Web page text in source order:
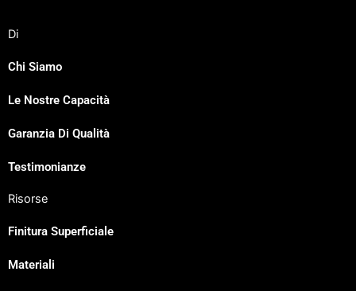
Di
Chi Siamo
Le Nostre Capacità
Garanzia Di Qualità
Testimonianze
Risorse
Finitura Superficiale
Materiali